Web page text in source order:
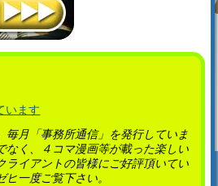
います
毎月「事務所通信」を発行していま
なく、４コマ漫画等が載った楽しい
ライアントの皆様にご好評頂いてい
一度ご覧下さい。